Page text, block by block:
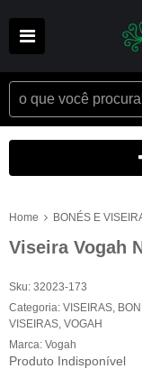
Home BONÉS E
Viseira Vogah
Sku: 32023-173
Categoria: VISEIRAS
VISEIRAS VOGAH
Marca: Vogah
Produto Indisponível